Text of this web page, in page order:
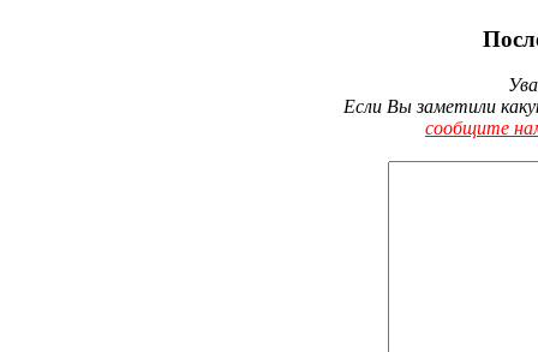
Если Вы заметили
сообщите